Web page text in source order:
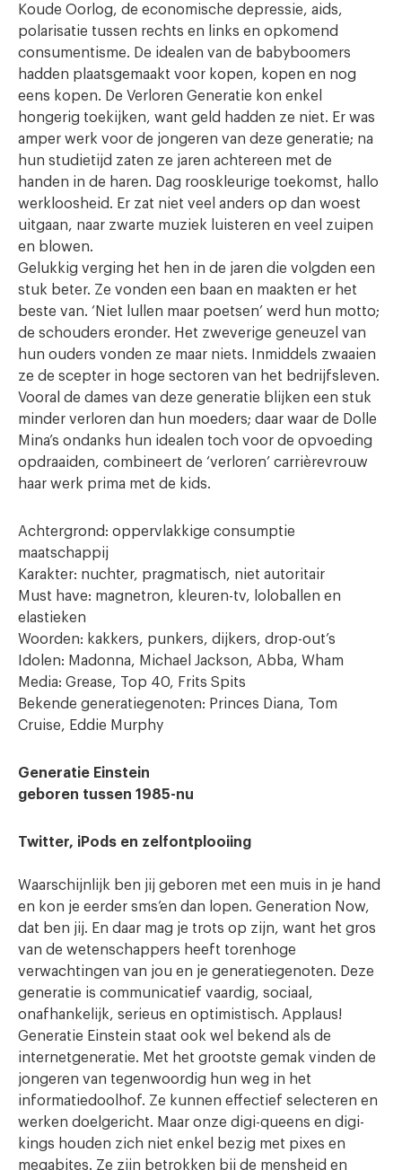
Koude Oorlog, de economische depressie, aids,
polarisatie tussen rechts en links en opkomend
consumentisme. De idealen van de babyboomers
hadden plaatsgemaakt voor kopen, kopen en nog
eens kopen. De Verloren Generatie kon enkel
hongerig toekijken, want geld hadden ze niet. Er was
amper werk voor de jongeren van deze generatie; na
hun studietijd zaten ze jaren achtereen met de
handen in de haren. Dag rooskleurige toekomst, hallo
werkloosheid. Er zat niet veel anders op dan woest
uitgaan, naar zwarte muziek luisteren en veel zuipen
en blowen.
Gelukkig verging het hen in de jaren die volgden een
stuk beter. Ze vonden een baan en maakten er het
beste van. ‘Niet lullen maar poetsen’ werd hun motto;
de schouders eronder. Het zweverige geneuzel van
hun ouders vonden ze maar niets. Inmiddels zwaaien
ze de scepter in hoge sectoren van het bedrijfsleven.
Vooral de dames van deze generatie blijken een stuk
minder verloren dan hun moeders; daar waar de Dolle
Mina’s ondanks hun idealen toch voor de opvoeding
opdraaiden, combineert de ‘verloren’ carrièrevrouw
haar werk prima met de kids.
Achtergrond: oppervlakkige consumptie
maatschappij
Karakter: nuchter, pragmatisch, niet autoritair
Must have: magnetron, kleuren-tv, loloballen en
elastieken
Woorden: kakkers, punkers, dijkers, drop-out’s
Idolen: Madonna, Michael Jackson, Abba, Wham
Media: Grease, Top 40, Frits Spits
Bekende generatiegenoten: Princes Diana, Tom
Cruise, Eddie Murphy
Generatie Einstein
geboren tussen 1985-nu
Twitter, iPods en zelfontplooiing
Waarschijnlijk ben jij geboren met een muis in je hand
en kon je eerder sms’en dan lopen. Generation Now,
dat ben jij. En daar mag je trots op zijn, want het gros
van de wetenschappers heeft torenhoge
verwachtingen van jou en je generatiegenoten. Deze
generatie is communicatief vaardig, sociaal,
onafhankelijk, serieus en optimistisch. Applaus!
Generatie Einstein staat ook wel bekend als de
internetgeneratie. Met het grootste gemak vinden de
jongeren van tegenwoordig hun weg in het
informatiedoolhof. Ze kunnen effectief selecteren en
werken doelgericht. Maar onze digi-queens en digi-
kings houden zich niet enkel bezig met pixes en
megabites. Ze zijn betrokken bij de mensheid en